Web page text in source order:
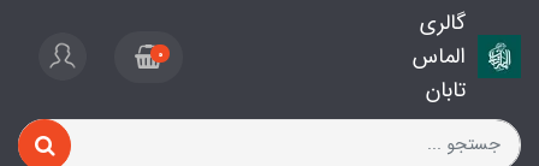
گالری
الماس
تابان
0